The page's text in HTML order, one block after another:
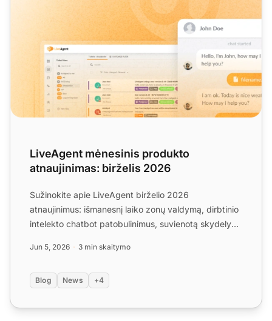
LiveAgent mėnesinis produkto
atnaujinimas: birželis 2026
Sužinokite apie LiveAgent birželio 2026
atnaujinimus: išmanesnį laiko zonų valdymą, dirbtinio
intelekto chatbot patobulinimus, suvienotą skydely
Jun 5, 2026 3 min skaitymo
Blog News +4